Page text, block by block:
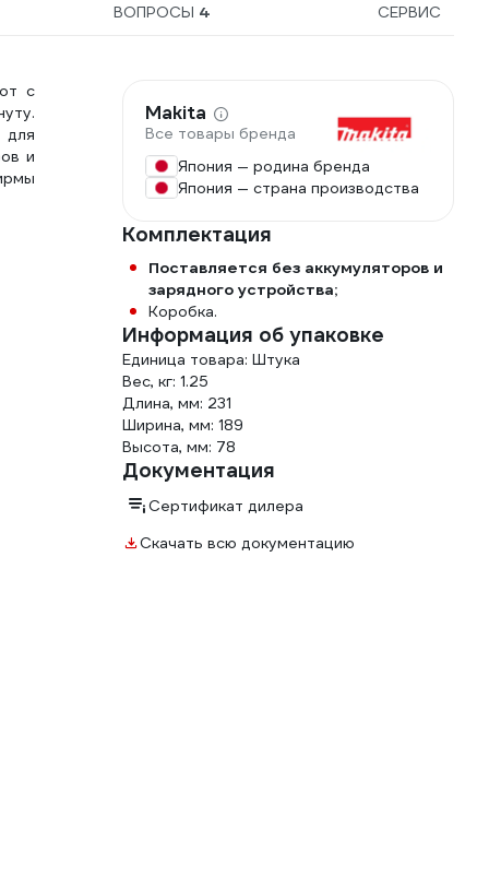
ВОПРОСЫ 4 СЕРВИС
с
для
и
Makita
Все товары бренда
Япония — родина бренда
Япония — страна производства
Комплектация
Поставляется без аккумуляторов и
зарядного устройства;
Коробка.
Информация об упаковке
Единица товара: Штука
Вес, кг: 1.25
Длина, мм: 231
Ширина, мм: 189
Высота, мм: 78
Документация
Сертификат дилера
Скачать всю документацию